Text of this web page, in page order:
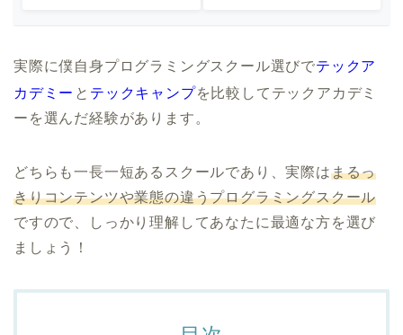
実際に僕自身プログラミングスクール選びでテックア
カデミー と テックキャンプを比較してテックアカデミ
ーを選んだ経験があります。
どちらも一長一短あるスクールであり、実際はまるっ
きりコンテンツや業態の違うプログラミングスクール
ですので、しっかり理解してあなたに最適な方を選び
ましょう！